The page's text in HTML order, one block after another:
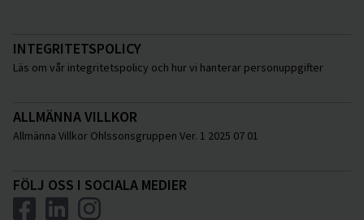
INTEGRITETSPOLICY
Läs om vår integritetspolicy och hur vi hanterar personuppgifter
ALLMÄNNA VILLKOR
Allmänna Villkor Ohlssonsgruppen Ver. 1 2025 07 01
FÖLJ OSS I SOCIALA MEDIER